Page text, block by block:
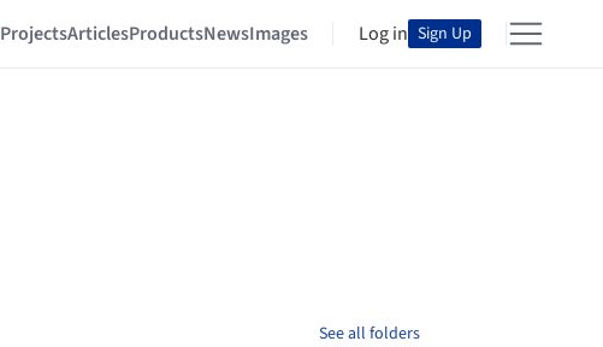
ProjectsArticlesProductsNewsImages Log in Sign Up
See all folders